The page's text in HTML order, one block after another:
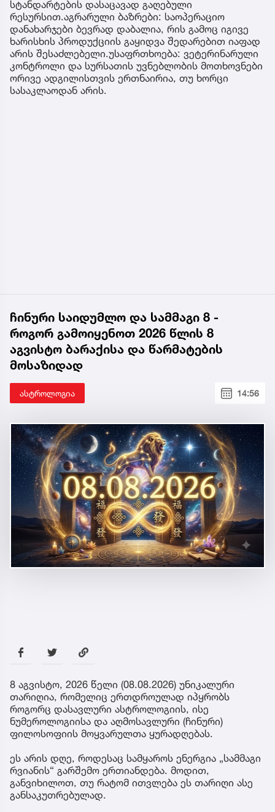
სტანდარტების დასაცავად გაღებული
რესურსით.აგრარული ბაზრები: საოპერაციო
დანახარჯები ბევრად დაბალია, რის გამოც იგივე
ხარისხის პროდუქციის გაყიდვა შედარებით იაფად
არის შესაძლებელი.უსაფრთხოება: ვეტერინარული
კონტროლი და სურსათის უვნებლობის მოთხოვნები
ორივე ადგილისთვის ერთნაირია, თუ ხორცი
სასაკლაოდან არის.
ჩინური საიდუმლო და სამმაგი 8 -
როგორ გამოიყენოთ 2026 წლის 8
აგვისტო ბარაქისა და წარმატების
მოსაზიდად
ასტროლოგია 14:56
8 აგვისტო, 2026 წელი (08.08.2026) უნიკალური
თარიღია, რომელიც ერთდროულად იპყრობს
როგორც დასავლური ასტროლოგიის, ისე
ნუმეროლოგიისა და აღმოსავლური (ჩინური)
ფილოსოფიის მოყვარულთა ყურადღებას.
ეს არის დღე, როდესაც სამყაროს ენერგია „სამმაგი
რვიანის“ გარშემო ერთიანდება. მოდით,
განვიხილოთ, თუ რატომ ითვლება ეს თარიღი ასე
განსაკუთრებულად.